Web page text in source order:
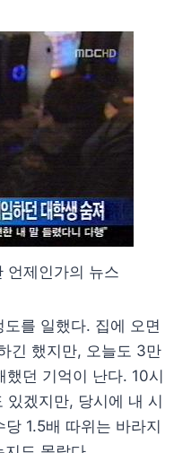
언제인가의 뉴스
를 일했다. 집에 오면
긴 했지만, 오늘도 3만
했던 기억이 난다. 10시
있겠지만, 당시에 내 시
1.5배 따위는 바라지